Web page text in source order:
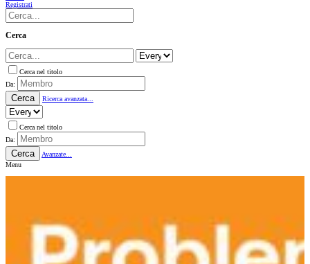
Registrati
Cerca
Cerca nel titolo
Da:
Cerca Ricerca avanzata...
Cerca nel titolo
Da:
Cerca
Avanzate...
Menu